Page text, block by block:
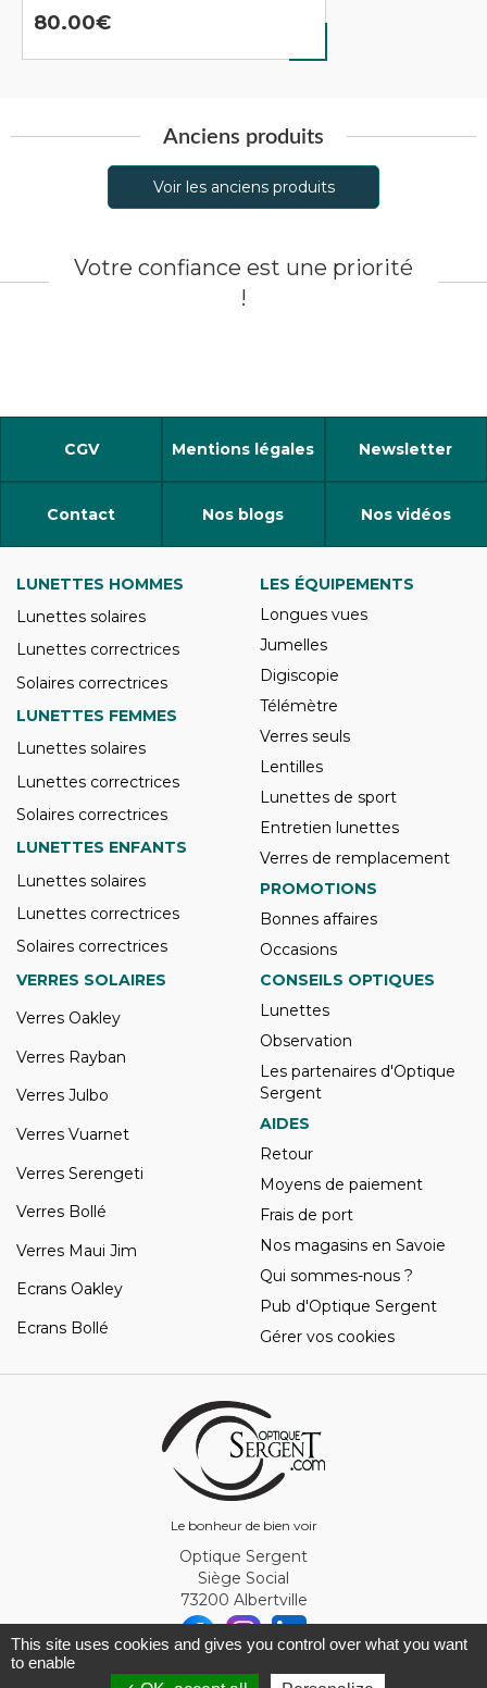
80.00
Anciens produits
Voir les anciens produits
Votre confiance est une priorité
!
CGV Mentions légales Newsletter
Contact Nos blogs Nos vidéos
Le bonheur de bien voir
LUNETTES HOMMES
Lunettes solaires
Lunettes correctrices
Solaires correctrices
LUNETTES FEMMES
Lunettes solaires
Lunettes correctrices
Solaires correctrices
LUNETTES ENFANTS
Lunettes solaires
Lunettes correctrices
Solaires correctrices
LES ÉQUIPEMENTS
Longues vues
Jumelles
Digiscopie
Télémètre
Verres seuls
Lentilles
Lunettes de sport
Entretien lunettes
Verres de remplacement
PROMOTIONS
Bonnes affaires
Occasions
VERRES SOLAIRES
Verres Oakley
Verres Rayban
Verres Julbo
Verres Vuarnet
Verres Serengeti
Verres Bollé
Verres Maui Jim
Ecrans Oakley
Ecrans Bollé
CONSEILS OPTIQUES
Lunettes
Observation
Les partenaires d'Optique
Sergent
AIDES
Retour
Moyens de paiement
Frais de port
Nos magasins en Savoie
Qui sommes-nous ?
Pub d'Optique Sergent
Gérer vos cookies
Optique Sergent
Siège Social
73200 Albertville
This site uses cookies and gives you control over what you want
to enable